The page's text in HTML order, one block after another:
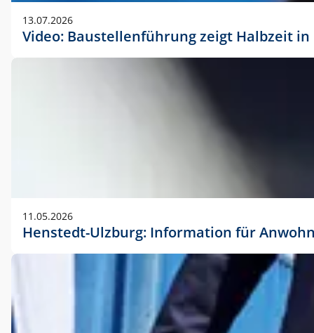
13.07.2026
Video: Baustellenführung zeigt Halbzeit
11.05.2026
Henstedt-Ulzburg: Information für